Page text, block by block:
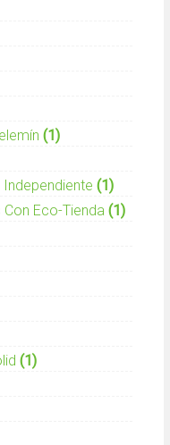
(1)
Independiente (1)
Eco-Tienda (1)
(1)